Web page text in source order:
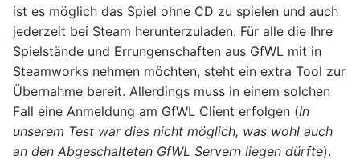
ist es möglich das Spiel ohne CD zu spielen und auch
jederzeit bei Steam herunterzuladen. Für alle die Ihre
Spielstände und Errungenschaften aus GfWL mit in
Steamworks nehmen möchten, steht ein extra Tool zur
Übernahme bereit. Allerdings muss in einem solchen
Fall eine Anmeldung am GfWL Client erfolgen (In
unserem Test war dies nicht möglich, was wohl auch
an den Abgeschalteten GfWL Servern liegen dürfte).